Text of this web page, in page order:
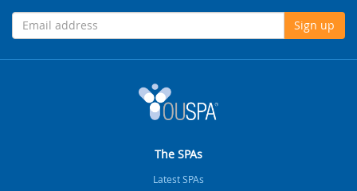
Sign up
The SPAs
Latest SPAs